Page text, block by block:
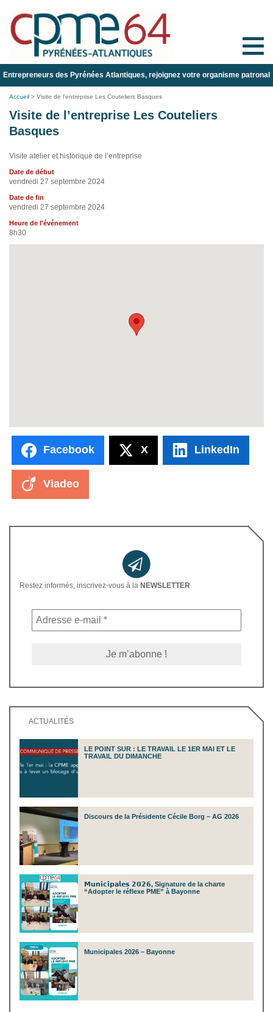
Toggle
Entrepreneurs des Pyrénées Atlantiques, rejoignez votre organisme patronal
Accueil > Visite de l’entreprise Les Couteliers Basques
Visite de l’entreprise Les Couteliers
Basques
Visite atelier et historique de l’entreprise
Date de début
vendredi 27 septembre 2024
Date de fin
vendredi 27 septembre 2024
Heure de l'événement
8h30
Facebook X LinkedIn
Viadeo
Restez informés, inscrivez-vous à la NEWSLETTER
ACTUALITÉS
LE POINT SUR : LE TRAVAIL LE 1ER MAI ET LE
TRAVAIL DU DIMANCHE
Discours de la Présidente Cécile Borg – AG 2026
𝗠𝘂𝗻𝗶𝗰𝗶𝗽𝗮𝗹𝗲𝘀 𝟮𝟬𝟮𝟲, Signature de la charte
“Adopter le réflexe PME” à Bayonne
Municipales 2026 – Bayonne